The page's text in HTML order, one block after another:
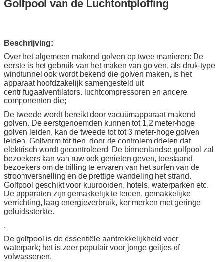
Golfpool van de Luchtontploffing
Beschrijving:
Over het algemeen makend golven op twee manieren: De
eerste is het gebruik van het maken van golven, als druk-type
windtunnel ook wordt bekend die golven maken, is het
apparaat hoofdzakelijk samengesteld uit
centrifugaalventilators, luchtcompressoren en andere
componenten die;
De tweede wordt bereikt door vacuümapparaat makend
golven. De eerstgenoemden kunnen tot 1,2 meter-hoge
golven leiden, kan de tweede tot tot 3 meter-hoge golven
leiden. Golfvorm tot tien, door de controlemiddelen dat
elektrisch wordt gecontroleerd. De binnenlandse golfpool zal
bezoekers kan van ruw ook genieten geven, toestaand
bezoekers om de trilling te ervaren van het surfen van de
stroomversnelling en de prettige wandeling het strand.
Golfpool geschikt voor kuuroorden, hotels, waterparken etc.
De apparaten zijn gemakkelijk te leiden, gemakkelijke
verrichting, laag energieverbruik, kenmerken met geringe
geluidssterkte.
.
De golfpool is de essentiële aantrekkelijkheid voor
waterpark; het is zeer populair voor jonge geitjes of
volwassenen.